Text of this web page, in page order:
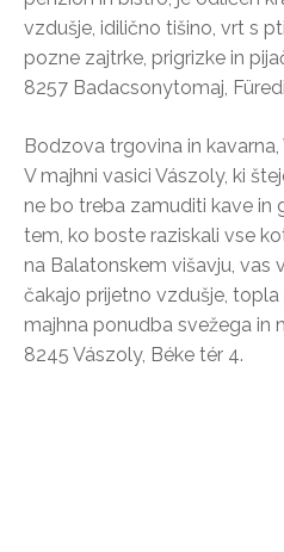
vzdušje, idilično tišino, vrt s
pozne zajtrke, prigrizke in
8257 Badacsonytomaj,
Bodzova trgovina in
V majhni vasici Vászoly, ki
ne bo treba zamuditi kave in
tem, ko boste raziskali vse
na Balatonskem višavju, vas
čakajo prijetno vzdušje,
majhna ponudba svežega in
8245 Vászoly, Béke tér 4.